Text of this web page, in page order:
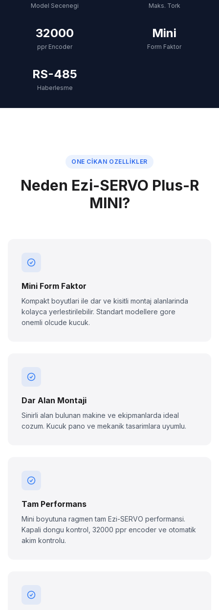
Model Secenegi Maks. Tork
32000
ppr Encoder
Mini
Form Faktor
RS-485
Haberlesme
ONE CIKAN OZELLIKLER
Neden Ezi-SERVO Plus-R
MINI?
Mini Form Faktor
Kompakt boyutlari ile dar ve kisitli montaj alanlarinda
kolayca yerlestirilebilir. Standart modellere gore
onemli olcude kucuk.
Dar Alan Montaji
Sinirli alan bulunan makine ve ekipmanlarda ideal
cozum. Kucuk pano ve mekanik tasarimlara uyumlu.
Tam Performans
Mini boyutuna ragmen tam Ezi-SERVO performansi.
Kapali dongu kontrol, 32000 ppr encoder ve otomatik
akim kontrolu.